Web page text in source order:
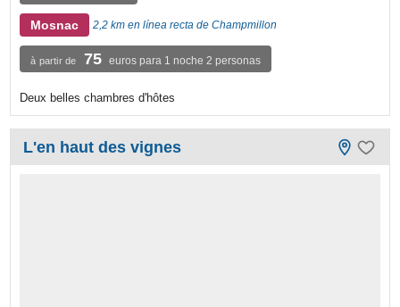
Mosnac 2,2 km en línea recta de Champmillon
à partir de 75 euros para 1 noche 2 personas
Deux belles chambres d'hôtes
L'en haut des vignes